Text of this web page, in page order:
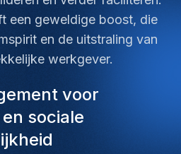
een geweldige boost, die
en de uitstraling van
werkgever.
voor
sociale